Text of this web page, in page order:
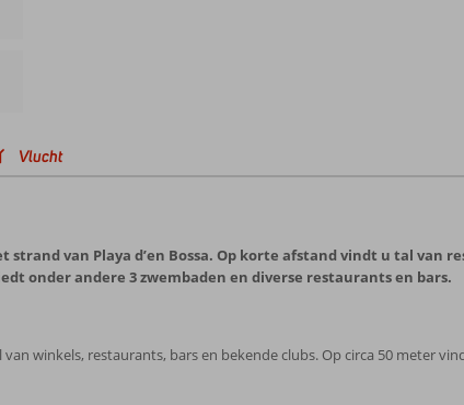
Vlucht
van Playa d’en Bossa. Op korte afstand vindt u tal van
onder andere 3 zwembaden en diverse restaurants en bars.
winkels, restaurants, bars en bekende clubs. Op circa 50 meter